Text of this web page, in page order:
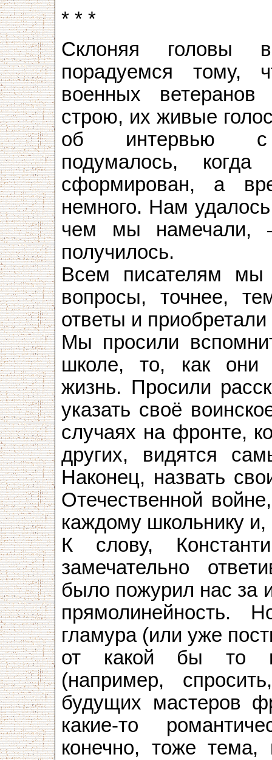
* * *
Склоняя головы
порадуемся тому,
военных ветеранов
строю, их живые
об интервью с
подумалось,
сформирован, а
немного. Нам
чем мы намечали,
получилось.
Всем писателям
вопросы, точнее,
ответы и
Мы просили
школе, то, как они
жизнь. Просили
указать своё
случаях на фронте,
других, видятся
Наконец, назвать
Отечественной
каждому школьнику
К слову,
замечательно
было пожурил нас за
прямолинейность.
гламура (или уже
от какой бы то
(например,
будущих мастеров
какие-то
конечно, тоже